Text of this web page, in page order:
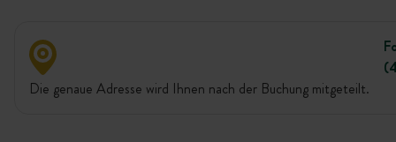
Die genaue Adresse wird Ihnen nach der Buchung mitgeteilt.